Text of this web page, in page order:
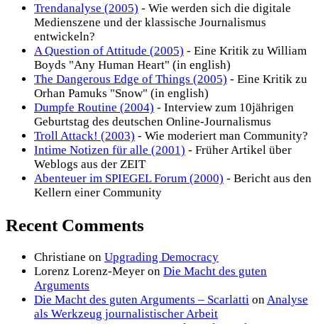
Trendanalyse (2005) - Wie werden sich die digitale
Medienszene und der klassische Journalismus
entwickeln?
A Question of Attitude (2005) - Eine Kritik zu William
Boyds "Any Human Heart" (in english)
The Dangerous Edge of Things (2005) - Eine Kritik zu
Orhan Pamuks "Snow" (in english)
Dumpfe Routine (2004) - Interview zum 10jährigen
Geburtstag des deutschen Online-Journalismus
Troll Attack! (2003) - Wie moderiert man Community?
Intime Notizen für alle (2001) - Früher Artikel über
Weblogs aus der ZEIT
Abenteuer im SPIEGEL Forum (2000) - Bericht aus den
Kellern einer Community
Recent Comments
Christiane on Upgrading Democracy
Lorenz Lorenz-Meyer on Die Macht des guten
Arguments
Die Macht des guten Arguments – Scarlatti on Analyse
als Werkzeug journalistischer Arbeit